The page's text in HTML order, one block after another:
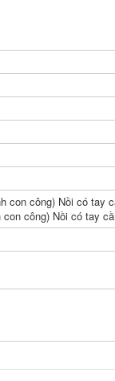
con công) Nồi có tay
công) Nồi có tay